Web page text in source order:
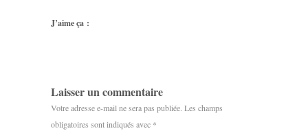
J’aime ça :
Laisser un commentaire
Votre adresse e-mail ne sera pas publiée. Les champs
obligatoires sont indiqués avec *